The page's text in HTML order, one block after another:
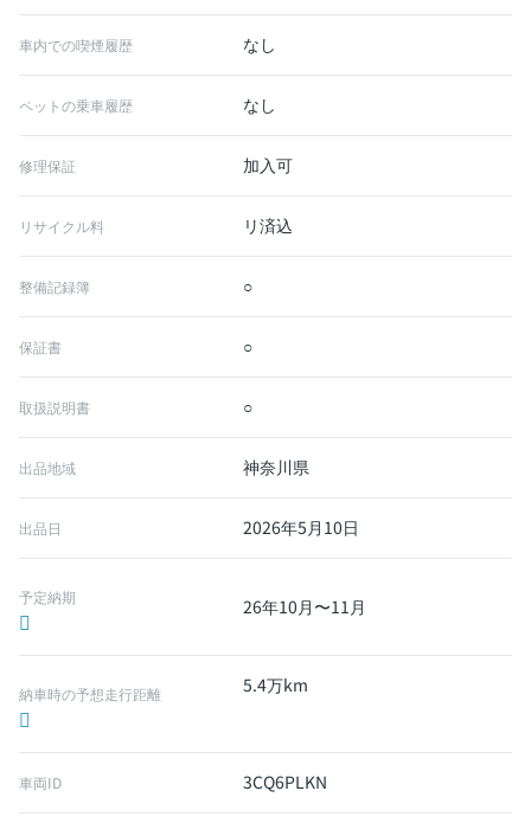
車内での喫煙履歴 なし
ペットの乗車履歴 なし
修理保証 加入可
リサイクル料 リ済込
整備記録簿 ○
保証書 ○
取扱説明書 ○
出品地域 神奈川県
出品日 2026年5月10日
予定納期 26年10月〜11月
納車時の予想走行距離 5.4万km
車両ID 3CQ6PLKN